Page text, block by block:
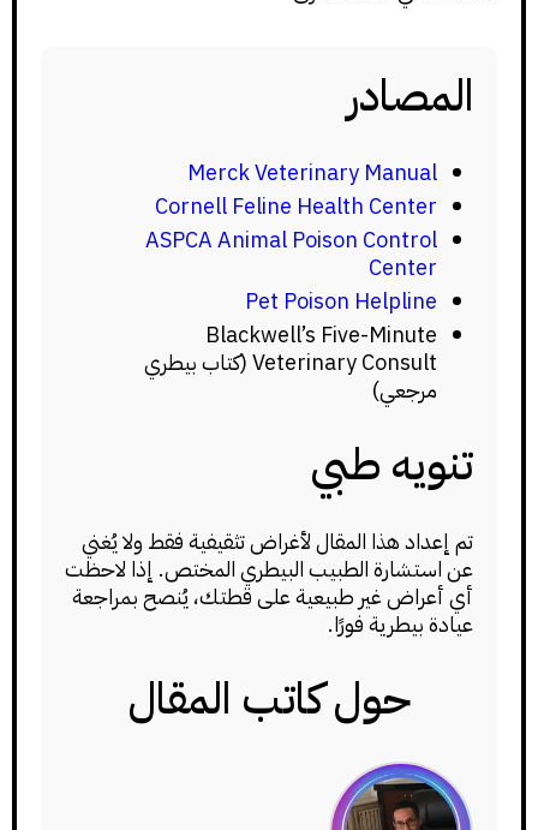
المصادر
Merck Veterinary Manual
Cornell Feline Health Center
ASPCA Animal Poison Control
Center
Pet Poison Helpline
Blackwell’s Five-Minute
Veterinary Consult (كتاب بيطري
مرجعي)
تنويه طبي
تم إعداد هذا المقال لأغراض تثقيفية فقط ولا يُغني
عن استشارة الطبيب البيطري المختص. إذا لاحظت
أي أعراض غير طبيعية على قطتك، يُنصح بمراجعة
عيادة بيطرية فورًا.
حول كاتب المقال